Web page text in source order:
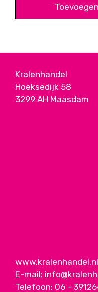
Kralenhandel
Hoeksedijk 58
3299 AH Maasdam
www.kralenhandel.nl
E-mail:
Telefoon: 06 -